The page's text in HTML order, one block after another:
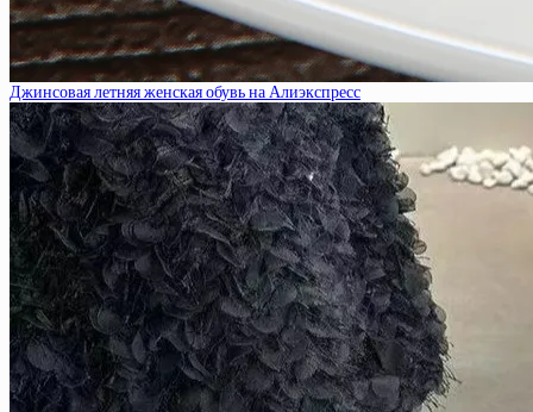
Джинсовая летняя женская обувь на Алиэкспресс